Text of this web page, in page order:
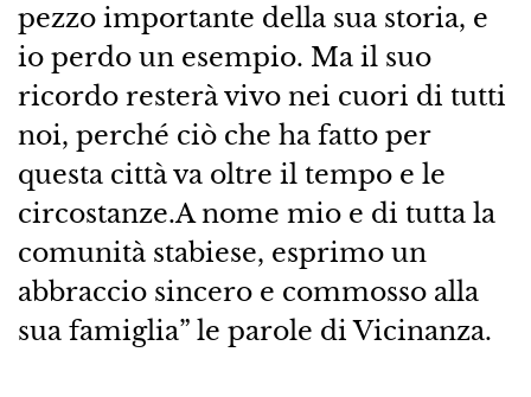
pezzo importante della sua storia, e
io perdo un esempio. Ma il suo
ricordo resterà vivo nei cuori di tutti
noi, perché ciò che ha fatto per
questa città va oltre il tempo e le
circostanze.A nome mio e di tutta la
comunità stabiese, esprimo un
abbraccio sincero e commosso alla
sua famiglia” le parole di Vicinanza.